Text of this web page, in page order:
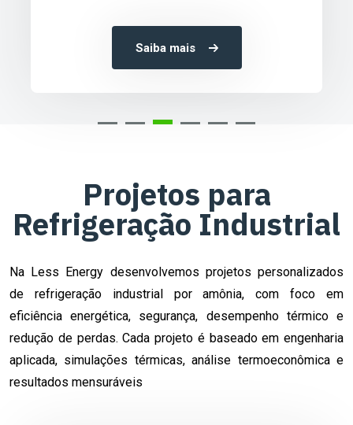
Saiba mais
Projetos para
Refrigeração Industrial
Na Less Energy desenvolvemos projetos personalizados
de refrigeração industrial por amônia, com foco em
eficiência energética, segurança, desempenho térmico e
redução de perdas. Cada projeto é baseado em engenharia
aplicada, simulações térmicas, análise termoeconômica e
resultados mensuráveis